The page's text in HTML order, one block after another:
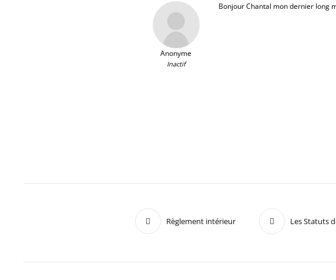
Anonyme
Inactif
Bonjour Chantal mon dernier long
Règlement intérieur Les Statuts